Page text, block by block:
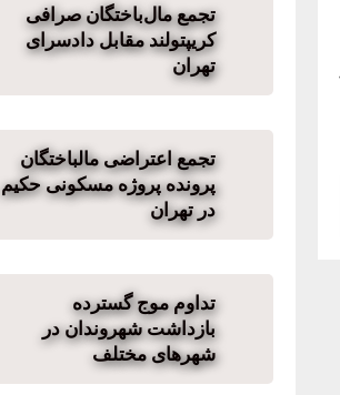
تجمع مال‌باختگان صرافی
کریپتولند مقابل دادسرای
تهران
تجمع اعتراضی مالباختگان
پرونده پروژه مسکونی حکیم
در تهران
تداوم موج گسترده
بازداشت شهروندان در
شهرهای مختلف